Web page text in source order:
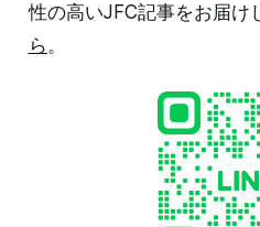
性の高いJFC記事をお届け
ら。